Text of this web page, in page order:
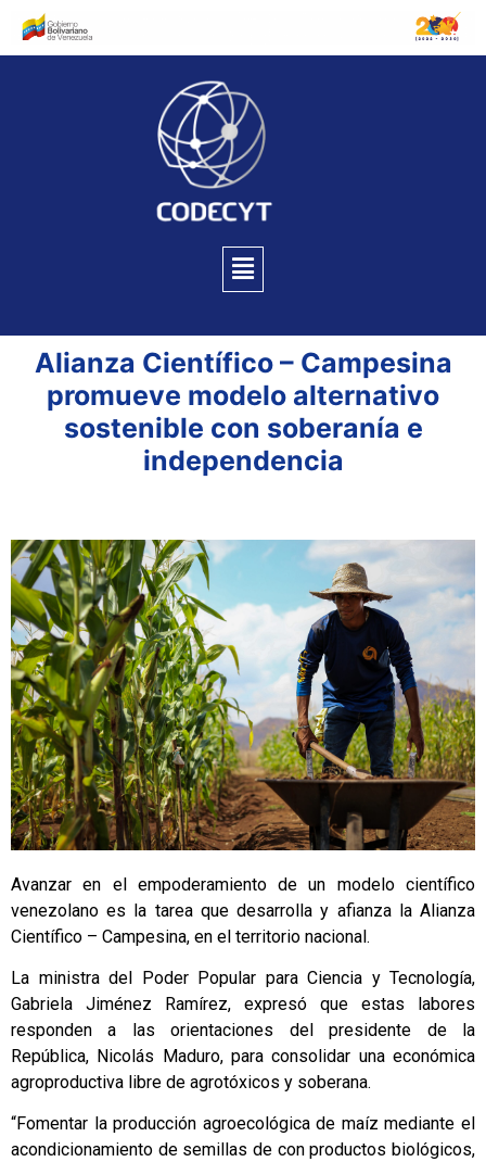
Alianza Científico – Campesina
promueve modelo alternativo
sostenible con soberanía e
independencia
Avanzar en el empoderamiento de un modelo científico
venezolano es la tarea que desarrolla y afianza la Alianza
Científico – Campesina, en el territorio nacional.
La ministra del Poder Popular para Ciencia y Tecnología,
Gabriela Jiménez Ramírez, expresó que estas labores
responden a las orientaciones del presidente de la
República, Nicolás Maduro, para consolidar una económica
agroproductiva libre de agrotóxicos y soberana.
“Fomentar la producción agroecológica de maíz mediante el
acondicionamiento de semillas de con productos biológicos,